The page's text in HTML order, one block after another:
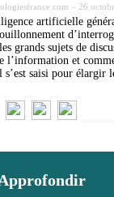
– 26
artificielle
grands sujets de
l’information et
saisi pour élargir